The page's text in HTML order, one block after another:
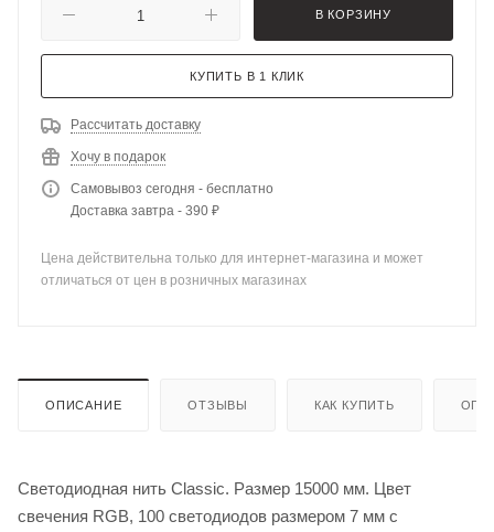
В КОРЗИНУ
КУПИТЬ В 1 КЛИК
Рассчитать доставку
Хочу в подарок
Самовывоз сегодня - бесплатно
Доставка завтра - 390 ₽
Цена действительна только для интернет-магазина и может
отличаться от цен в розничных магазинах
ОПИСАНИЕ ОТЗЫВЫ КАК КУПИТЬ
Светодиодная нить Classic. Размер 15000 мм. Цвет
свечения RGB, 100 светодиодов размером 7 мм с